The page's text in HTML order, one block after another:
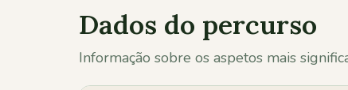
Dados do percurso
Informação sobre os aspetos mais